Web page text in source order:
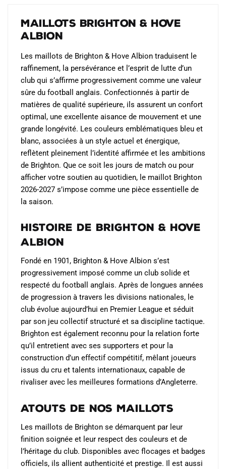
choisies
page
produit
être
la
page
du
produit
Maillots Brighton & Hove
Albion
Les maillots de Brighton & Hove Albion traduisent le
raffinement, la persévérance et l’esprit de lutte d’un
club qui s’affirme progressivement comme une valeur
sûre du football anglais. Confectionnés à partir de
matières de qualité supérieure, ils assurent un confort
optimal, une excellente aisance de mouvement et une
grande longévité. Les couleurs emblématiques bleu et
blanc, associées à un style actuel et énergique,
reflètent pleinement l’identité affirmée et les ambitions
de Brighton. Que ce soit les jours de match ou pour
afficher votre soutien au quotidien, le maillot Brighton
2026-2027 s’impose comme une pièce essentielle de
la saison.
Histoire de Brighton & Hove
Albion
Fondé en 1901, Brighton & Hove Albion s’est
progressivement imposé comme un club solide et
respecté du football anglais. Après de longues années
de progression à travers les divisions nationales, le
club évolue aujourd’hui en Premier League et séduit
par son jeu collectif structuré et sa discipline tactique.
Brighton est également reconnu pour la relation forte
qu’il entretient avec ses supporters et pour la
construction d’un effectif compétitif, mêlant joueurs
issus du cru et talents internationaux, capable de
rivaliser avec les meilleures formations d’Angleterre.
Atouts de nos maillots
Les maillots de Brighton se démarquent par leur
finition soignée et leur respect des couleurs et de
l’héritage du club. Disponibles avec flocages et badges
officiels, ils allient authenticité et prestige. Il est aussi